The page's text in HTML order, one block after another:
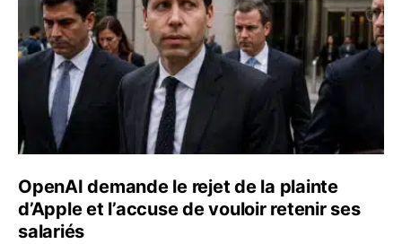
OpenAI demande le rejet de la plainte
d’Apple et l’accuse de vouloir retenir ses
salariés